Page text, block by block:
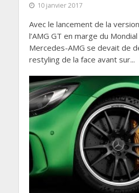
10 janvier 2017
Avec le lancement de la
l’AMG GT en marge du
Mercedes-AMG se devait de
restyling de la face avant sur...